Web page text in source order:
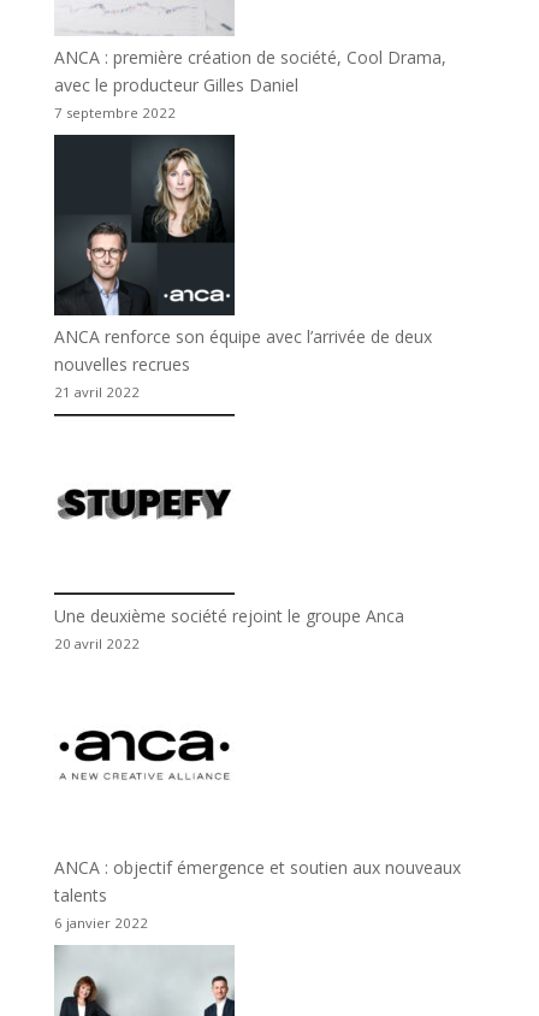
ANCA : première création de société, Cool Drama,
avec le producteur Gilles Daniel
7 septembre 2022
ANCA renforce son équipe avec l’arrivée de deux
nouvelles recrues
21 avril 2022
Une deuxième société rejoint le groupe Anca
20 avril 2022
ANCA : objectif émergence et soutien aux nouveaux
talents
6 janvier 2022